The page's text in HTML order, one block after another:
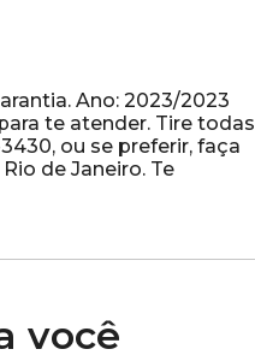
Ano: 2023/2023
te atender. Tire todas
ou se preferir, faça
de Janeiro. Te
você